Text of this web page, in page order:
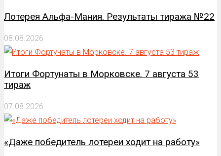
Лотерея Альфа-Мания. Результаты тиража №22
08.08.2026
Итоги Фортунаты в Морковске. 7 августа 53
тираж
07.08.2026
«Даже победитель лотереи ходит на работу»